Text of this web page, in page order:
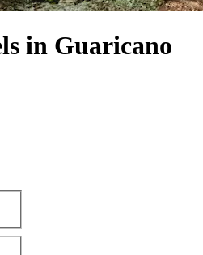
in Guaricano